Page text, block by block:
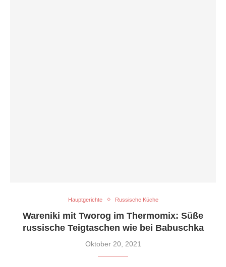
Hauptgerichte Russische Küche
Wareniki mit Tworog im Thermomix: Süße
russische Teigtaschen wie bei Babuschka
Oktober 20, 2021